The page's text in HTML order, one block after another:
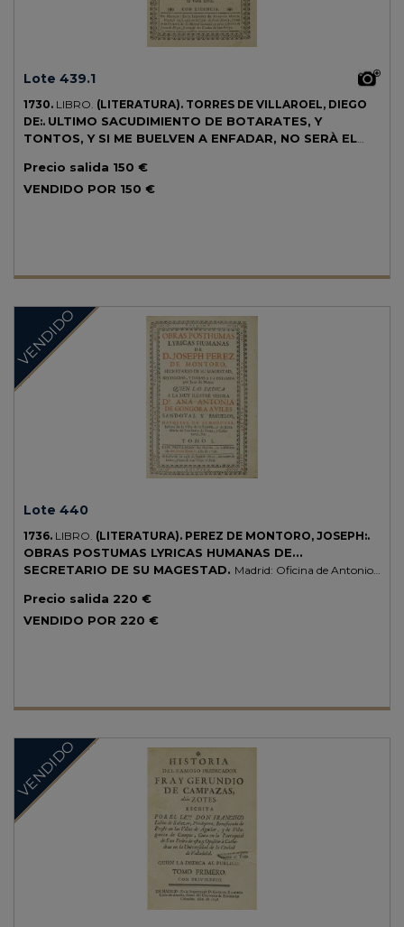
Lote 439.1
1730. LIBRO. (LITERATURA). TORRES DE VILLAROEL, DIEGO
DE:. ULTIMO SACUDIMIENTO DE BOTARATES, Y
TONTOS, Y SI ME BUELVEN A ENFADAR, NO SERÀ EL
Marin, 1730 (en la aprobación). 8º mayor. 4 h. + 27 h. Portada en orla
xilográfica. Capitales y cabecera xilográficos. Enc. en media piel
Precio salida 150 €
VENDIDO POR 150 €
VENDIDO
Lote 440
1736. LIBRO. (LITERATURA). PEREZ DE MONTORO, JOSEPH:.
OBRAS POSTUMAS LYRICAS HUMANAS DE...
SECRETARIO DE SU MAGESTAD. Madrid: Oficina de Antonio
9 h. Las dos portadas a dos tintas y en orlas xilográficas. Dos vol. enc.
en pergamino de época, con reparación en el lomo del primer vol.
Precio salida 220 €
VENDIDO POR 220 €
VENDIDO